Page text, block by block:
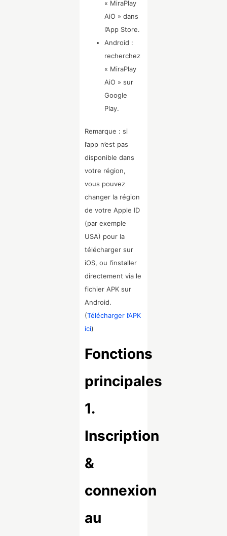
« MiraPlay
AiO » dans
l’App Store.
Android :
recherchez
« MiraPlay
AiO » sur
Google
Play.
Remarque : si
l’app n’est pas
disponible dans
votre région,
vous pouvez
changer la région
de votre Apple ID
(par exemple
USA) pour la
télécharger sur
iOS, ou l’installer
directement via le
fichier APK sur
Android.
(Télécharger l’APK
ici)
Fonctions
principales
1.
Inscription
&
connexion
au